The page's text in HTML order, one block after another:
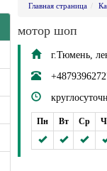
Главная страница
мотор шоп
г.Тюмень,
Пн Вт Ср